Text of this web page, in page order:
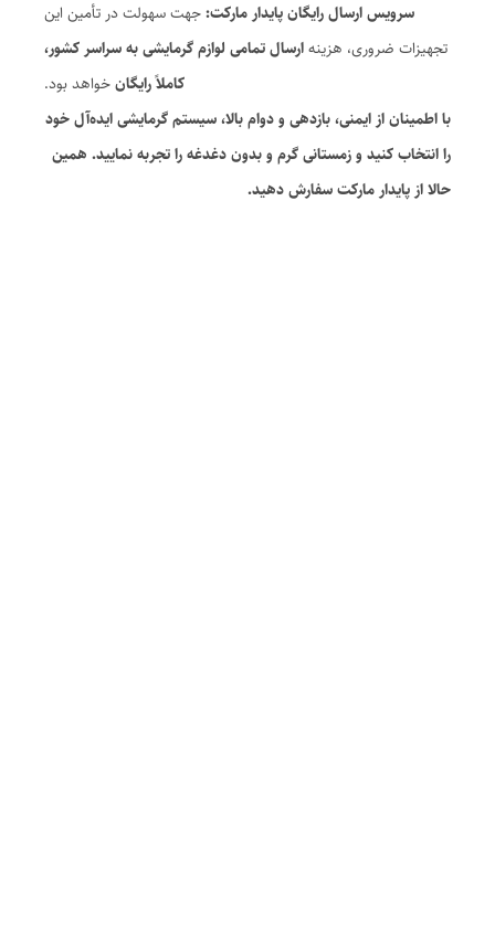
سرویس ارسال رایگان پایدار مارکت:جهت سهولت در تأمین این
تجهیزات ضروری، هزینهارسال تمامی لوازم گرمایشی به سراسر کشور،
کاملاً رایگانخواهد بود.
با اطمینان از ایمنی، بازدهی و دوام بالا، سیستم گرمایشی ایده‌آل خود
را انتخاب کنید و زمستانی گرم و بدون دغدغه را تجربه نمایید. همین
حالا از پایدار مارکت سفارش دهید.